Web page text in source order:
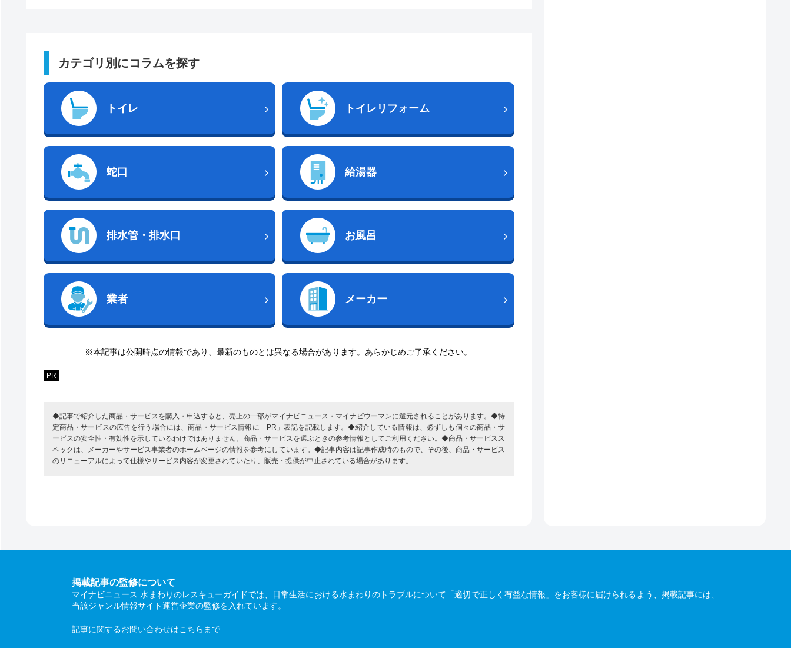
カテゴリ別にコラムを探す
トイレ トイレリフォーム
蛇口 給湯器
排水管・排水口 お風呂
業者 メーカー
※本記事は公開時点の情報であり、最新のものとは異なる場合があります。あらかじめご了承ください。
PR
◆記事で紹介した商品・サービスを購入・申込すると、売上の一部がマイナビニュース・マイナビウーマンに還元されることがあります。◆特
定商品・サービスの広告を行う場合には、商品・サービス情報に「PR」表記を記載します。◆紹介している情報は、必ずしも個々の商品・サ
ービスの安全性・有効性を示しているわけではありません。商品・サービスを選ぶときの参考情報としてご利用ください。◆商品・サービスス
ペックは、メーカーやサービス事業者のホームページの情報を参考にしています。◆記事内容は記事作成時のもので、その後、商品・サービス
のリニューアルによって仕様やサービス内容が変更されていたり、販売・提供が中止されている場合があります。
掲載記事の監修について
マイナビニュース 水まわりのレスキューガイドでは、日常生活における水まわりのトラブルについて「適切で正しく有益な情報」をお客様に届けられるよう、掲載記事には、
当該ジャンル情報サイト運営企業の監修を入れています。
記事に関するお問い合わせはこちら まで